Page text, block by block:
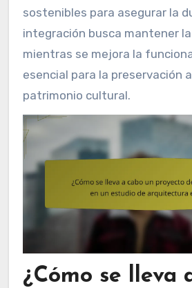
sostenibles para asegurar la
integración busca mantener
mientras se mejora la
esencial para la preservación
patrimonio cultural.
¿Cómo se lleva